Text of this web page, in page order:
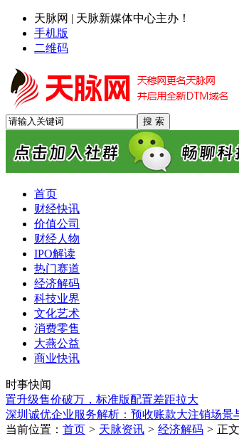
天脉网 | 天脉新媒体中心主办！
手机版
二维码
首页
财经快讯
价值公司
财经人物
IPO解读
热门赛道
经济解码
科技业界
文化艺术
消费零售
大燕公益
商业快讯
时事快闻
级售价破万，标准版配置差距拉大
马斯克透露：美光为特斯拉供应大量内存芯片
沃格光电张春姣：玻璃线路板前景广阔 产业链
深圳诚优企业服务解析：预收账款大注销场景
老牌国货翻红背后：以真诚务实破局，凭硬实
当前位置： 首页 > 天脉资讯 > 经济解码 > 正